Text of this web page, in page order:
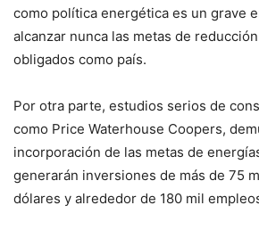
como política energética es un grave
alcanzar nunca las metas de
obligados como país.
Por otra parte, estudios serios de
como Price Waterhouse Coopers,
incorporación de las metas de
generarán inversiones de más de 75
dólares y alrededor de 180 mil